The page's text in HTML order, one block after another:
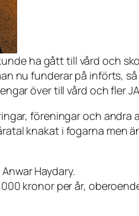
ha gått till vård och
nu funderar på införts,
över till vård och fler
föreningar och andra
knakat i fogarna men
Haydary.
kronor per år,